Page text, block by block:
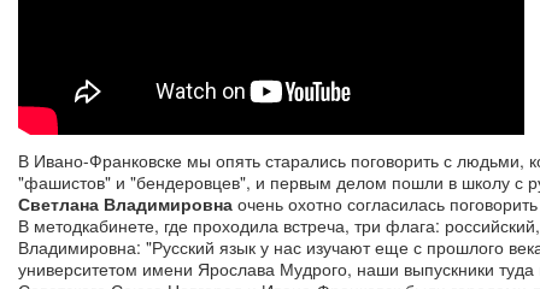
В Ивано-Франковске мы опять старались поговорить с людьми,
"фашистов" и "бендеровцев", и первым делом пошли в школу с
Светлана Владимировна очень охотно согласилась
В методкабинете, где проходила встреча, три флага:
Владимировна: "Русский язык у нас изучают еще с прошлого
университетом имени Ярослава Мудрого, наши выпускники